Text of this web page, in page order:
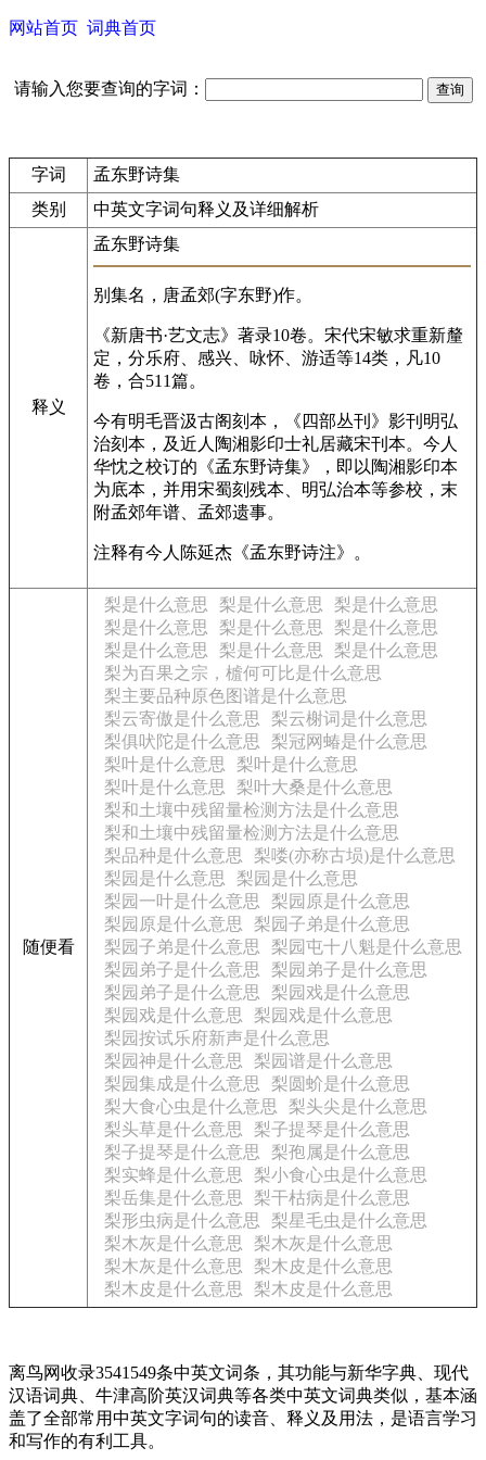
网站首页 词典首页
请输入您要查询的字词：
字词
孟东野诗集
类别
中英文字词句释义及详细解析
释义
孟东野诗集
别集名，唐孟郊(字东野)作。
《新唐书·艺文志》著录10卷。宋代宋敏求重新釐
定，分乐府、感兴、咏怀、游适等14类，凡10
卷，合511篇。
今有明毛晋汲古阁刻本，《四部丛刊》影刊明弘
治刻本，及近人陶湘影印士礼居藏宋刊本。今人
华忱之校订的《孟东野诗集》，即以陶湘影印本
为底本，并用宋蜀刻残本、明弘治本等参校，末
附孟郊年谱、孟郊遗事。
注释有今人陈延杰《孟东野诗注》。
随便看
梨是什么意思 梨是什么意思
梨是什么意思
梨是什么意思
梨是什么意思
梨是什么意思
梨是什么意思
梨是什么意思
梨是什么意思
梨为百果之宗，樝何可比是什么意思
梨主要品种原色图谱是什么意思
梨云寄傲是什么意思
梨云榭词是什么意思
梨俱吠陀是什么意思
梨冠网蝽是什么意思
梨叶是什么意思
梨叶是什么意思
梨叶是什么意思
梨叶大桑是什么意思
梨和土壤中残留量检测方法是什么意思
梨和土壤中残留量检测方法是什么意思
梨品种是什么意思
梨喽(亦称古埙)是什么意思
梨园是什么意思
梨园是什么意思
梨园一叶是什么意思
梨园原是什么意思
梨园原是什么意思
梨园子弟是什么意思
梨园子弟是什么意思
梨园屯十八魁是什么意思
梨园弟子是什么意思
梨园弟子是什么意思
梨园弟子是什么意思
梨园戏是什么意思
梨园戏是什么意思
梨园戏是什么意思
梨园按试乐府新声是什么意思
梨园神是什么意思
梨园谱是什么意思
梨园集成是什么意思
梨圆蚧是什么意思
梨大食心虫是什么意思
梨头尖是什么意思
梨头草是什么意思
梨子提琴是什么意思
梨子提琴是什么意思
梨孢属是什么意思
梨实蜂是什么意思
梨小食心虫是什么意思
梨岳集是什么意思
梨干枯病是什么意思
梨形虫病是什么意思
梨星毛虫是什么意思
梨木灰是什么意思
梨木灰是什么意思
梨木灰是什么意思
梨木皮是什么意思
梨木皮是什么意思
梨木皮是什么意思
离鸟网收录3541549条中英文词条，其功能与新华字典、现代
汉语词典、牛津高阶英汉词典等各类中英文词典类似，基本涵
盖了全部常用中英文字词句的读音、释义及用法，是语言学习
和写作的有利工具。